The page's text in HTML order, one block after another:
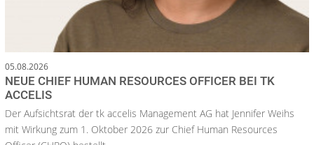
05.08.2026
NEUE CHIEF HUMAN RESOURCES OFFICER BEI TK
ACCELIS
Der Aufsichtsrat der tk accelis Management AG hat Jennifer Weihs
mit Wirkung zum 1. Oktober 2026 zur Chief Human Resources